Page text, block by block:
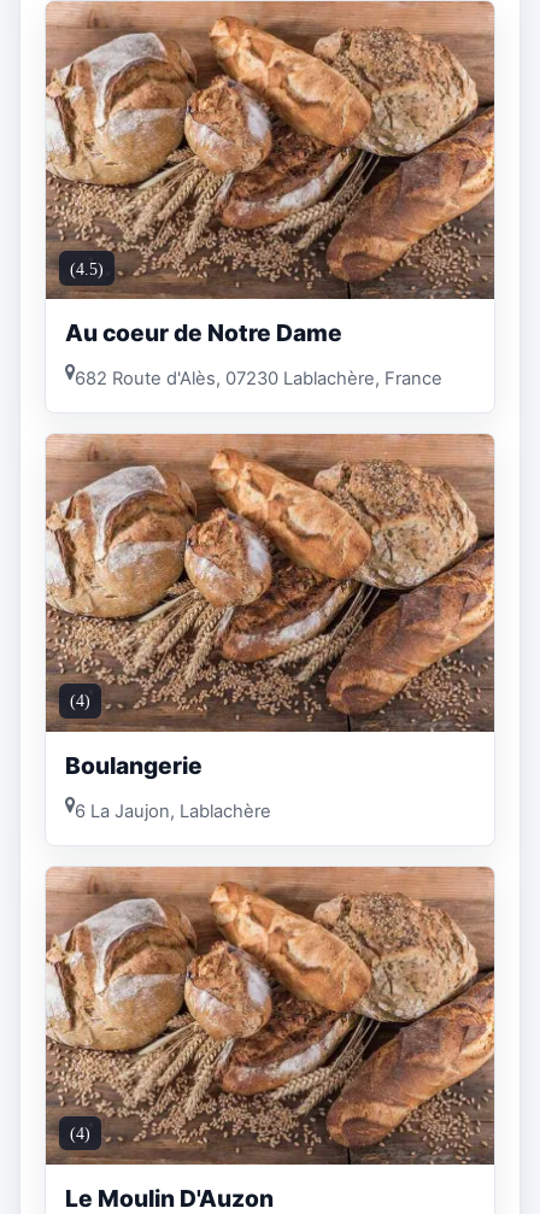
(4.5)
Au coeur de Notre Dame
682 Route d'Alès, 07230 Lablachère, France
(4)
Boulangerie
6 La Jaujon, Lablachère
(4)
Le Moulin D'Auzon